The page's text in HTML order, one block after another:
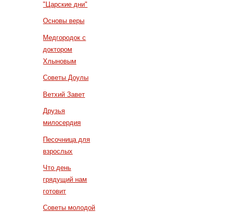
"Царские дни"
Основы веры
Медгородок с
доктором
Хлыновым
Советы Доулы
Ветхий Завет
Друзья
милосердия
Песочница для
взрослых
Что день
грядущий нам
готовит
Советы молодой